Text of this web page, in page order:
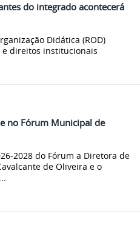
do integrado acontecerá
Didática (ROD)
direitos institucionais
no Fórum Municipal de
2028 do Fórum a Diretora de
de Oliveira e o